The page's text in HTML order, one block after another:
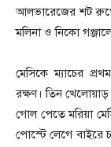
আলভারেজের শট
মলিনা ও নিকো
মেসিকে ম্যাচের
রক্ষণ। তিন
গোল পেতে মরিয়া
পোস্টে লেগে বাইরে